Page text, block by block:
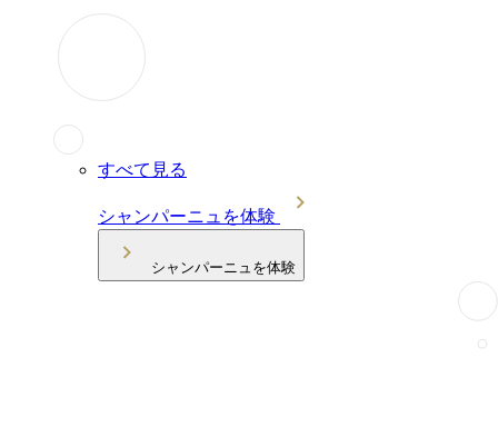
すべて見る
シャンパーニュを体験
シャンパーニュを体験